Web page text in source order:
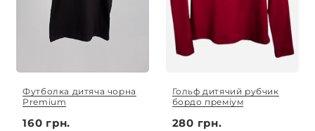
Футболка дитяча чорна
Premium
160 грн.
Гольф дитячий рубчик
бордо преміум
280 грн.